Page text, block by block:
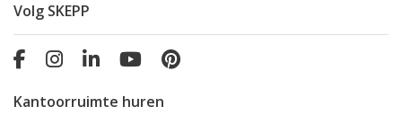
Volg SKEPP
Kantoorruimte huren